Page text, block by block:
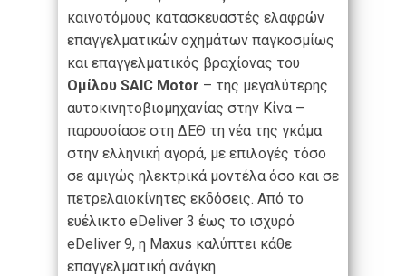
καινοτόμους κατασκευαστές ελαφρών
επαγγελματικών οχημάτων παγκοσμίως
και επαγγελματικός βραχίονας του
Ομίλου SAIC Motor – της μεγαλύτερης
αυτοκινητοβιομηχανίας στην Κίνα –
παρουσίασε στη ΔΕΘ τη νέα της γκάμα
στην ελληνική αγορά, με επιλογές τόσο
σε αμιγώς ηλεκτρικά μοντέλα όσο και σε
πετρελαιοκίνητες εκδόσεις. Από το
ευέλικτο eDeliver 3 έως το ισχυρό
eDeliver 9, η Maxus καλύπτει κάθε
επαγγελματική ανάγκη.